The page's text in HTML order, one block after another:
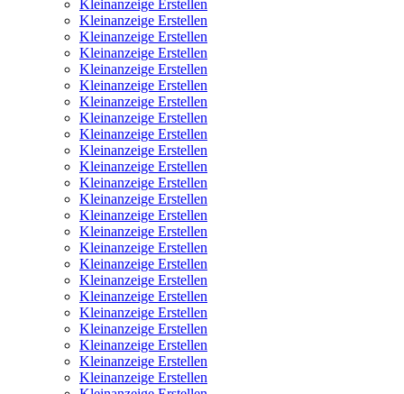
Kleinanzeige Erstellen
Kleinanzeige Erstellen
Kleinanzeige Erstellen
Kleinanzeige Erstellen
Kleinanzeige Erstellen
Kleinanzeige Erstellen
Kleinanzeige Erstellen
Kleinanzeige Erstellen
Kleinanzeige Erstellen
Kleinanzeige Erstellen
Kleinanzeige Erstellen
Kleinanzeige Erstellen
Kleinanzeige Erstellen
Kleinanzeige Erstellen
Kleinanzeige Erstellen
Kleinanzeige Erstellen
Kleinanzeige Erstellen
Kleinanzeige Erstellen
Kleinanzeige Erstellen
Kleinanzeige Erstellen
Kleinanzeige Erstellen
Kleinanzeige Erstellen
Kleinanzeige Erstellen
Kleinanzeige Erstellen